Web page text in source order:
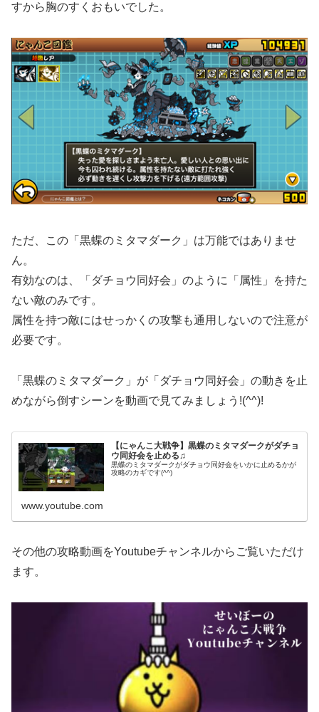
すから胸のすくおもいでした。
ただ、この「黒蝶のミタマダーク」は万能ではありませ
ん。
有効なのは、「ダチョウ同好会」のように「属性」を持た
ない敵のみです。
属性を持つ敵にはせっかくの攻撃も通用しないので注意が
必要です。
「黒蝶のミタマダーク」が「ダチョウ同好会」の動きを止
めながら倒すシーンを動画で見てみましょう!(^^)!
【にゃんこ大戦争】黒蝶のミタマダークがダチョ
ウ同好会を止める♫
黒蝶のミタマダークがダチョウ同好会をいかに止めるかが
攻略のカギです(^^)
www.youtube.com
その他の攻略動画をYoutubeチャンネルからご覧いただけ
ます。